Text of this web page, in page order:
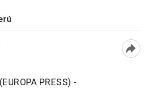
PRESS) -